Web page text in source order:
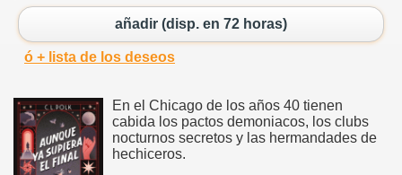
añadir (disp. en 72 horas)
ó + lista de los deseos
En el Chicago de los años 40 tienen
cabida los pactos demoniacos, los clubs
nocturnos secretos y las hermandades de
hechiceros.